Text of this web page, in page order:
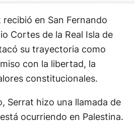
en San Fernando
Cortes de la Real Isla de
su trayectoria como
con la libertad, la
constitucionales.
Serrat hizo una llamada de
ocurriendo en Palestina.